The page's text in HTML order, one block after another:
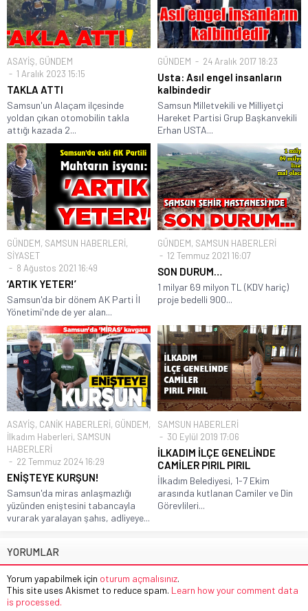
ASAYİŞ, GÜNDEM
1 Aralık 2023 15:15
TAKLA ATTI
Samsun'un Alaçam ilçesinde
yoldan çıkan otomobilin takla
attığı kazada 2...
GÜNDEM 24 Aralık 2017 18:23
Usta: Asıl engel insanların
kalbindedir
Samsun Milletvekili ve Milliyetçi
Hareket Partisi Grup Başkanvekili
Erhan USTA...
GÜNDEM, SAMSUN HABERLERİ,
SİYASET
8 Ağustos 2021 16:49
‘ARTIK YETER!’
Samsun'da bir dönem AK Parti İl
Yönetimi'nde de yer alan...
GÜNDEM, SAMSUN HABERLERİ
12 Temmuz 2021 16:07
SON DURUM…
1 milyar 69 milyon TL (KDV hariç)
proje bedelli 900...
ASAYİŞ, CANİK HABERLERİ, GÜNDEM,
İlkadım Haberleri, SAMSUN
HABERLERİ
22 Temmuz 2024 16:29
ENİŞTEYE KURŞUN!
Samsun'da miras anlaşmazlığı
yüzünden eniştesini tabancayla
vurarak yaralayan şahıs, adliyeye...
SAMSUN HABERLERİ
30 Eylül 2019 17:06
İLKADIM İLÇE GENELİNDE
CAMİLER PIRIL PIRIL
İlkadım Belediyesi, 1-7 Ekim
arasında kutlanan Camiler ve Din
Görevlileri...
YORUMLAR
Yorum yapabilmek için oturum açmalısınız.
This site uses Akismet to reduce spam. Learn how your comment data
is processed.